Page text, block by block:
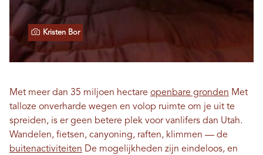
Kristen Bor
Met meer dan 35 miljoen hectare openbare gronden Met
talloze onverharde wegen en volop ruimte om je uit te
spreiden, is er geen betere plek voor vanlifers dan Utah.
Wandelen, fietsen, canyoning, raften, klimmen — de
buitenactiviteiten De mogelijkheden zijn eindeloos, en